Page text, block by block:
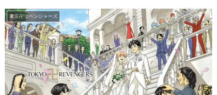
東京卍リベンジャーズ